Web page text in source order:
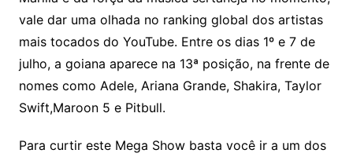
vale dar uma olhada no ranking global dos artistas
mais tocados do YouTube. Entre os dias 1º e 7 de
julho, a goiana aparece na 13ª posição, na frente de
nomes como Adele, Ariana Grande, Shakira, Taylor
Swift,Maroon 5 e Pitbull.
Para curtir este Mega Show basta você ir a um dos